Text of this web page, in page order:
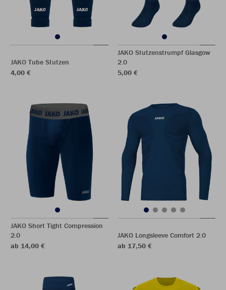
JAKO Tube Stutzen
4,00 €
JAKO Stutzenstrumpf Glasgow
2.0
5,00 €
JAKO Short Tight Compression
2.0
ab 14,00 €
JAKO Longsleeve Comfort 2.0
ab 17,50 €